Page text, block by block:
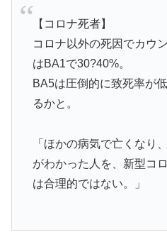
【コロナ死者】
コロナ以外の死因でカウ
はBA1で30?40%。
BA5は圧倒的に致死率が
るかと。
「ほかの病気で亡くなり
がわかった人を、新型コ
は合理的ではない。」